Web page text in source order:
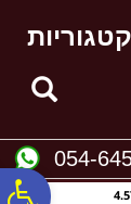
קטגוריות
054-